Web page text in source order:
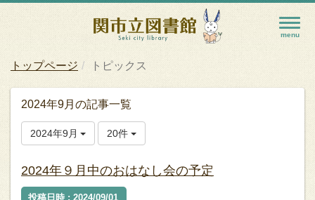
トップページ トピックス
2024年9月の記事一覧
2024年9月 20件
2024年９月中のおはなし会の予定
投稿日時 : 2024/09/01